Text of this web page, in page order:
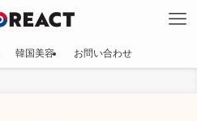
韓国美容 お問い合わせ